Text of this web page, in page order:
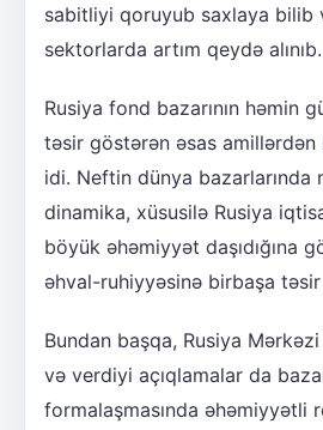
sabitliyi qoruyub saxlaya bilib
sektorlarda artım qeydə alınıb.
Rusiya fond bazarının həmin
təsir göstərən əsas
idi. Neftin dünya bazarlarında
dinamika, xüsusilə Rusiya
böyük əhəmiyyət daşıdığına
əhval-ruhiyyəsinə birbaşa
Bundan başqa, Rusiya Mərkəzi
və verdiyi açıqlamalar da
formalaşmasında əhəmiyyətli